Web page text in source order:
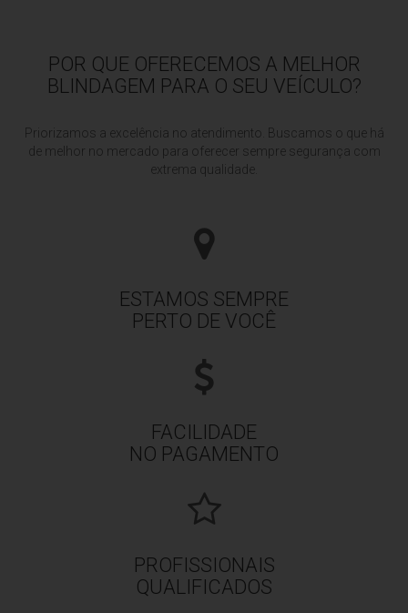
POR QUE OFERECEMOS A MELHOR
BLINDAGEM PARA O SEU VEÍCULO?
Priorizamos a excelência no atendimento. Buscamos o que há
de melhor no mercado para oferecer sempre segurança com
extrema qualidade.
ESTAMOS SEMPRE
PERTO DE VOCÊ
FACILIDADE
NO PAGAMENTO
PROFISSIONAIS
QUALIFICADOS